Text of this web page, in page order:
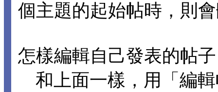
個主題的起始帖時，則
怎樣編輯自己發表的帖
和上面一樣，用「編